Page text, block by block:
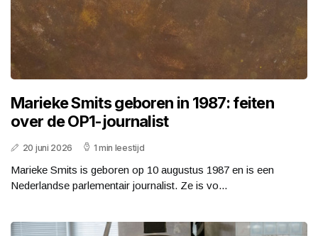
Marieke Smits geboren in 1987: feiten
over de OP1-journalist
20 juni 2026 1 min leestijd
Marieke Smits is geboren op 10 augustus 1987 en is een
Nederlandse parlementair journalist. Ze is vo...